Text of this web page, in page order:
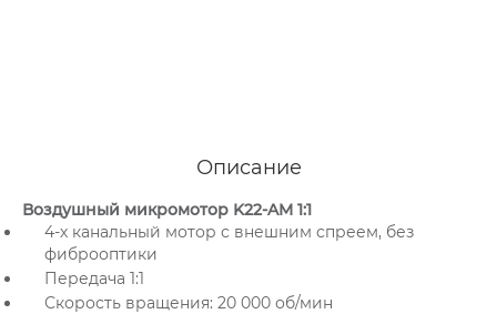
Описание
Воздушный микромотор K22-AM 1:1
4-х канальный мотор с внешним спреем, без
фиброоптики
Передача 1:1
Скорость вращения: 20 000 об/мин